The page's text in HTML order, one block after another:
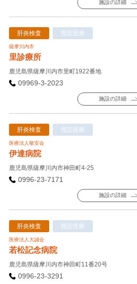
施設の詳細
肝炎検査 指定医療
薩摩川内市
里診療所
鹿児島県薩摩川内市里町1922番地
09969-3-2023
施設の詳細
肝炎検査 指定医療
医療法人敬安会
伊達病院
鹿児島県薩摩川内市神田町4-25
0996-23-7171
施設の詳細
肝炎検査 指定医療
医療法人大誠会
若松記念病院
鹿児島県薩摩川内市神田町11番20号
0996-23-3291